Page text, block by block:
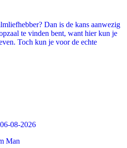
Dan is de kans aanwezig
te vinden bent, want hier kun je
Toch kun je voor de echte
08-2026
Man